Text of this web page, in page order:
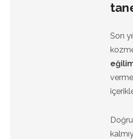
Son